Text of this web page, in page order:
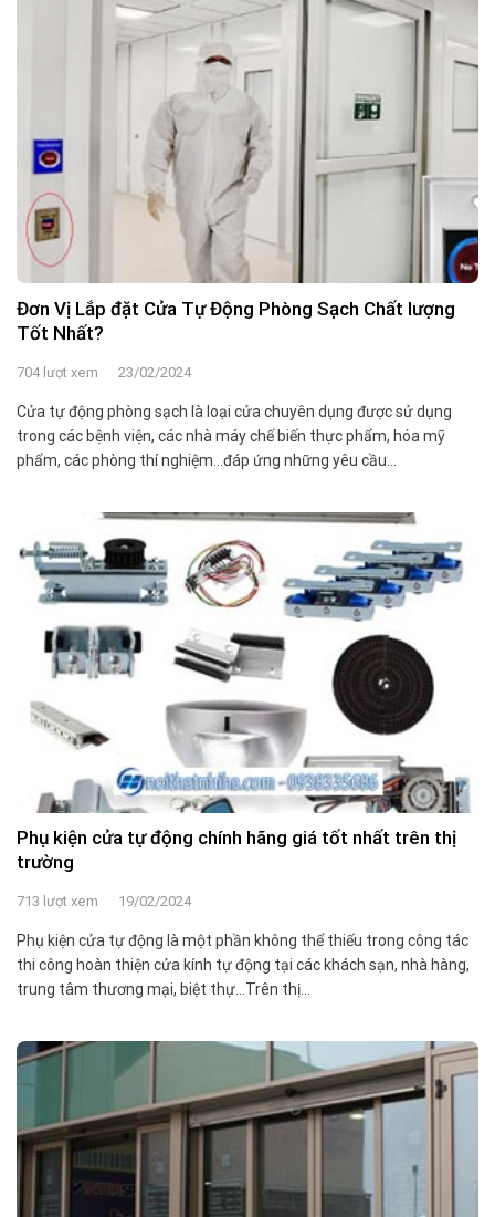
Đơn Vị Lắp đặt Cửa Tự Động Phòng Sạch Chất lượng
Tốt Nhất?
704 lượt xem 23/02/2024
Cửa tự động phòng sạch là loại cửa chuyên dụng được sử dụng
trong các bệnh viện, các nhà máy chế biến thực phẩm, hóa mỹ
phẩm, các phòng thí nghiệm…đáp ứng những yêu cầu...
Phụ kiện cửa tự động chính hãng giá tốt nhất trên thị
trường
713 lượt xem 19/02/2024
Phụ kiện cửa tự động là một phần không thể thiếu trong công tác
thi công hoàn thiện cửa kính tự động tại các khách sạn, nhà hàng,
trung tâm thương mại, biệt thự…Trên thị...